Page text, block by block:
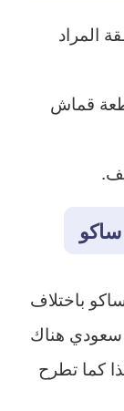
المراد
قماش
باختلاف
الأسعار من 25 ريال سعودي هناك
كما تطرح